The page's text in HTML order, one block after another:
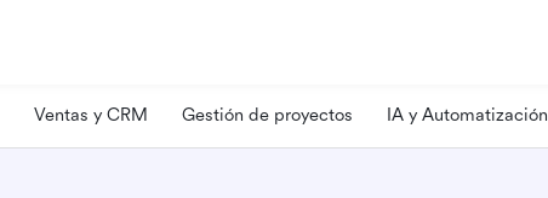
Ventas y CRM Gestión de proyectos IA y Automatización